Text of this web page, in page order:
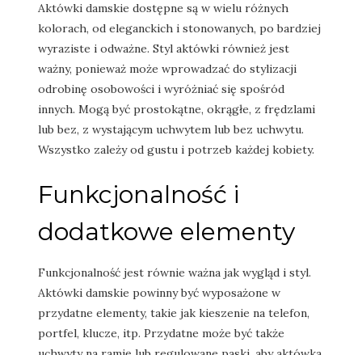
Aktówki damskie dostępne są w wielu różnych
kolorach, od eleganckich i stonowanych, po bardziej
wyraziste i odważne. Styl aktówki również jest
ważny, ponieważ może wprowadzać do stylizacji
odrobinę osobowości i wyróżniać się spośród
innych. Mogą być prostokątne, okrągłe, z frędzlami
lub bez, z wystającym uchwytem lub bez uchwytu.
Wszystko zależy od gustu i potrzeb każdej kobiety.
Funkcjonalność i
dodatkowe elementy
Funkcjonalność jest równie ważna jak wygląd i styl.
Aktówki damskie powinny być wyposażone w
przydatne elementy, takie jak kieszenie na telefon,
portfel, klucze, itp. Przydatne może być także